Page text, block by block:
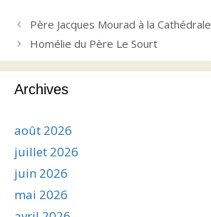
Père Jacques Mourad à la Cathédrale
Homélie du Père Le Sourt
Archives
août 2026
juillet 2026
juin 2026
mai 2026